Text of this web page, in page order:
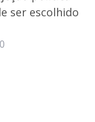
ser escolhido